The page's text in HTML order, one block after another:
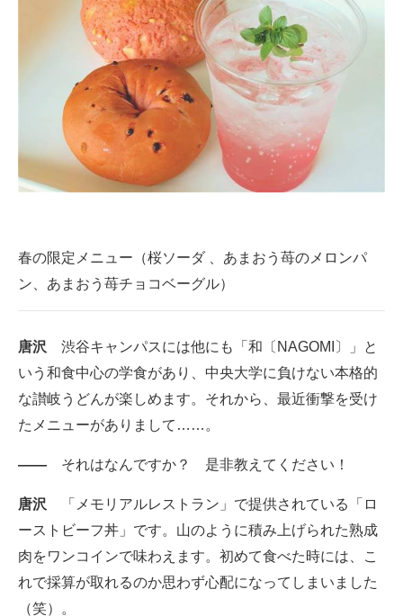
春の限定メニュー（桜ソーダ 、あまおう苺のメロンパ
ン、あまおう苺チョコベーグル）
唐沢 渋谷キャンパスには他にも「和〔NAGOMI〕」と
いう和食中心の学食があり、中央大学に負けない本格的
な讃岐うどんが楽しめます。それから、最近衝撃を受け
たメニューがありまして……。
―― それはなんですか？ 是非教えてください！
唐沢 「メモリアルレストラン」で提供されている「ロ
ーストビーフ丼」です。山のように積み上げられた熟成
肉をワンコインで味わえます。初めて食べた時には、こ
れで採算が取れるのか思わず心配になってしまいました
（笑）。